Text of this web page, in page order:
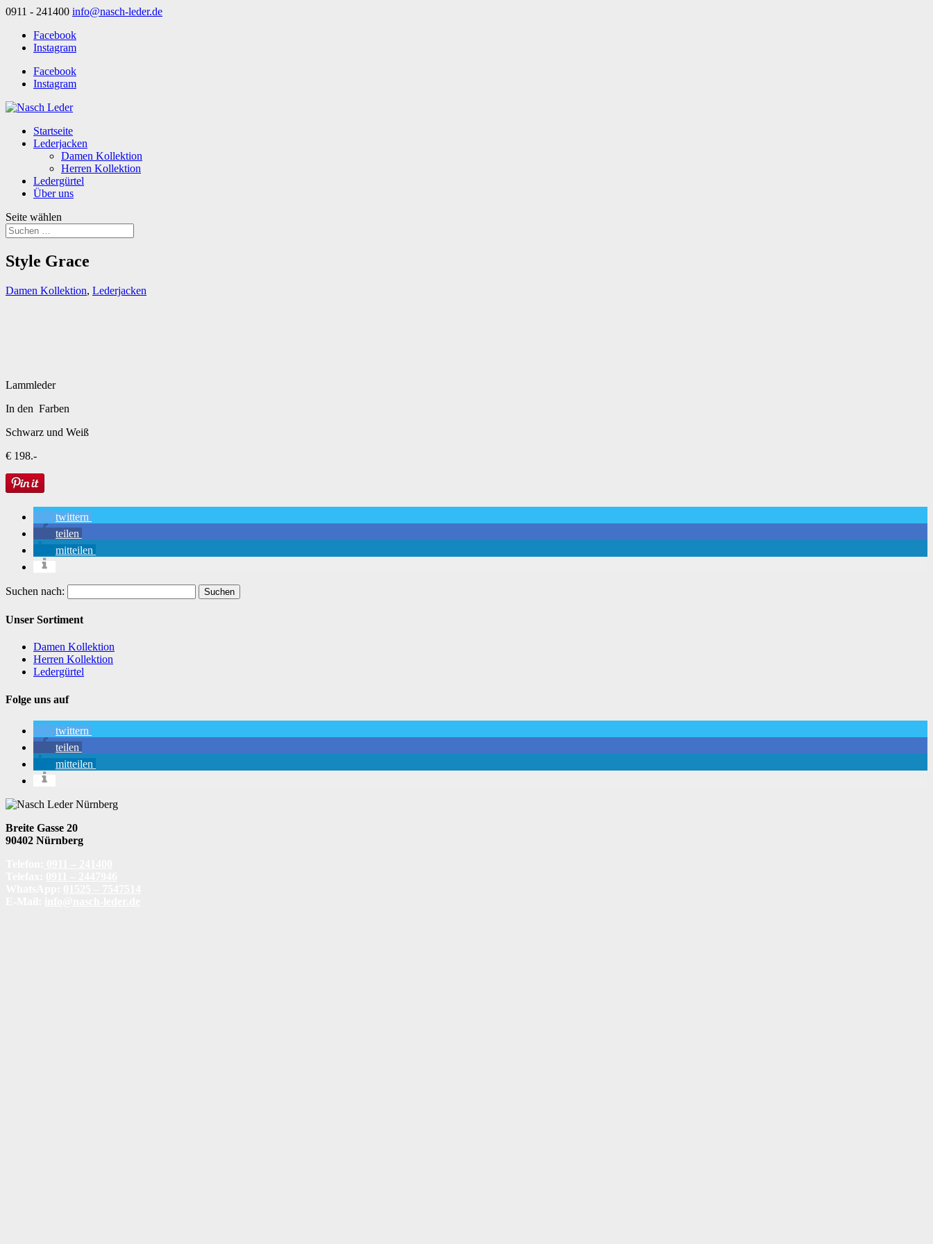
0911 - 241400 info@nasch-leder.de
Facebook
Instagram
Facebook
Instagram
Startseite
Lederjacken
Damen Kollektion
Herren Kollektion
Ledergürtel
Über uns
Seite wählen
Style Grace
Damen Kollektion, Lederjacken
Lammleder
In den Farben
Schwarz und Weiß
€ 198.-
twittern
teilen
mitteilen
Suchen nach:
Unser Sortiment
Damen Kollektion
Herren Kollektion
Ledergürtel
Folge uns auf
twittern
teilen
mitteilen
Breite Gasse 20
90402 Nürnberg